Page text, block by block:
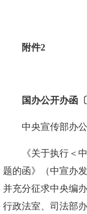
附件2
国办公开办函
中央宣传部办公
《关于执行＜
题的函》（中宣办
并充分征求中央编
行政法室、司法部